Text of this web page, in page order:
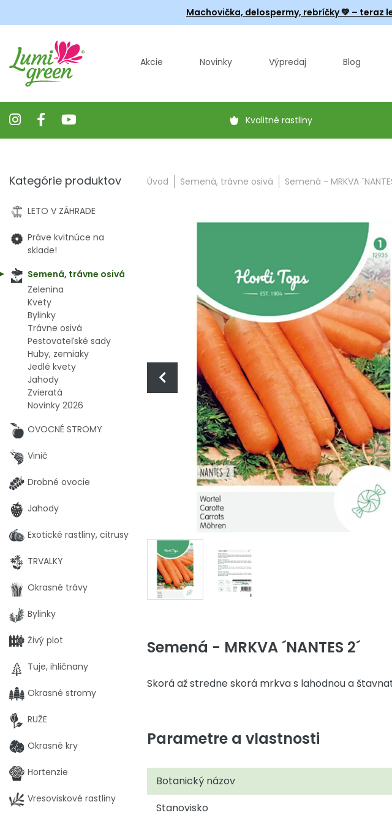
Machovička, delospermy, rebríčky💚 – teraz
Akcie Novinky Výpredaj Blog
Kvalitné rastliny
Úvod Semená, trávne osivá Semená - MRKVA
Semená - MRKVA ´NANTES 2´
Skorá až stredne skorá mrkva s lahodnou a
Parametre a vlastnosti
Botanický názov
Stanovisko
Kategórie produktov
LETO V ZÁHRADE
Práve kvitnúce na
sklade!
Semená, trávne osivá
Zelenina
Kvety
Bylinky
Trávne osivá
Pestovateľské sady
Huby, zemiaky
Jedlé kvety
Jahody
Zvieratá
Novinky 2026
OVOCNÉ STROMY
Vinič
Drobné ovocie
Jahody
Exotické rastliny, citrusy
TRVALKY
Okrasné trávy
Bylinky
Živý plot
Tuje, ihličnany
Okrasné stromy
RUŽE
Okrasné kry
Hortenzie
Vresoviskové rastliny